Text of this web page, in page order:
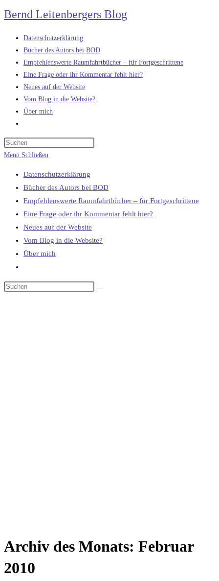
Zum
Inhalt
springen
Bernd Leitenbergers Blog
Datenschutzerklärung
Bücher des Autors bei BOD
Empfehlenswerte Raumfahrtbücher – für Fortgeschrittene
Eine Frage oder ihr Kommentar fehlt hier?
Neues auf der Website
Vom Blog in die Website?
Über mich
umschalten
Menü Schließen
Datenschutzerklärung
Bücher des Autors bei BOD
Empfehlenswerte Raumfahrtbücher – für Fortgeschrittene
Eine Frage oder ihr Kommentar fehlt hier?
Neues auf der Website
Vom Blog in die Website?
Über mich
umschalten
Archiv des Monats: Februar
2010